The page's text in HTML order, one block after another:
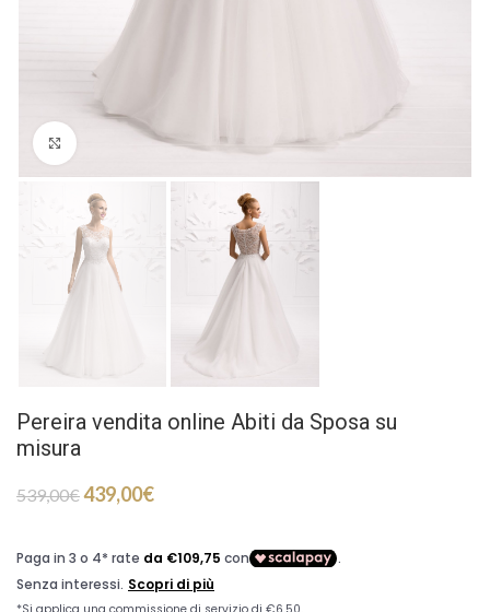
Click to enlarge
Pereira vendita online Abiti da Sposa su
misura
539,00€439,00€